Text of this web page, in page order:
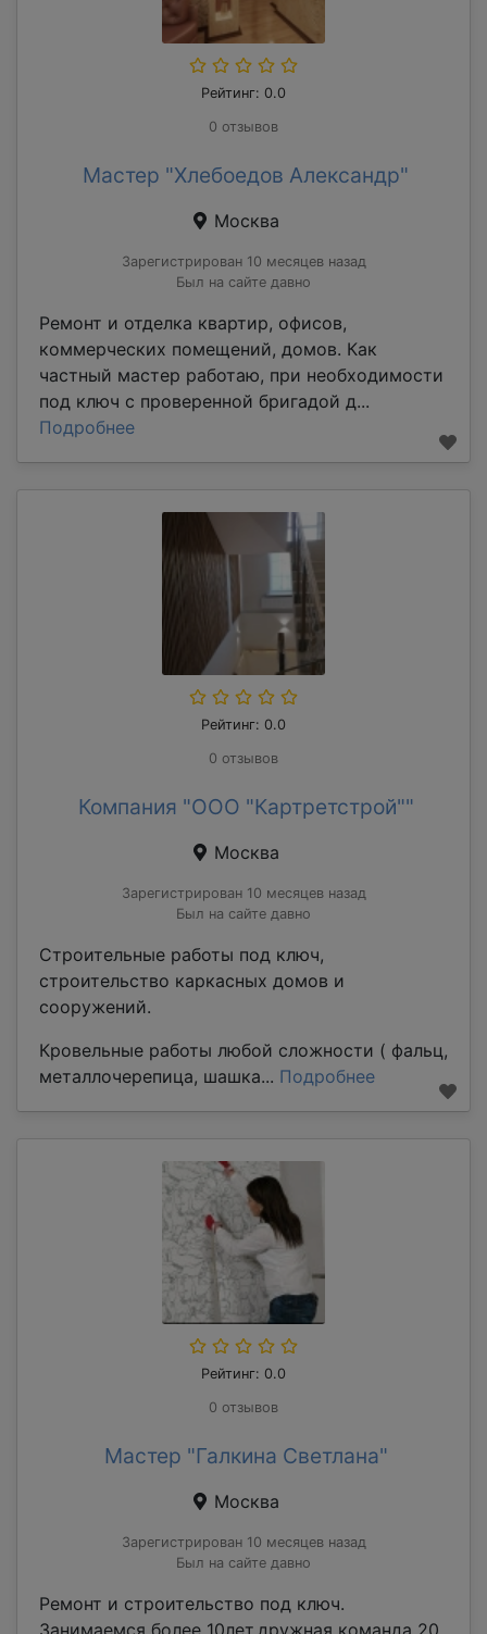
Рейтинг: 0.0
0 отзывов
Мастер "Хлебоедов Александр"
Москва
Зарегистрирован 10 месяцев назад
Был на сайте давно
Ремонт и отделка квартир, офисов,
коммерческих помещений, домов. Как
частный мастер работаю, при необходимости
под ключ с проверенной бригадой д...
Подробнее
Рейтинг: 0.0
0 отзывов
Компания "ООО "Картретстрой""
Москва
Зарегистрирован 10 месяцев назад
Был на сайте давно
Строительные работы под ключ,
строительство каркасных домов и
сооружений.
Кровельные работы любой сложности ( фальц,
металлочерепица, шашка... Подробнее
Рейтинг: 0.0
0 отзывов
Мастер "Галкина Светлана"
Москва
Зарегистрирован 10 месяцев назад
Был на сайте давно
Ремонт и строительство под ключ.
Занимаемся более 10лет.дружная команда 20